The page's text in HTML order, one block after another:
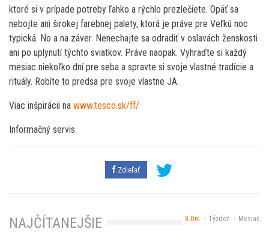
ktoré si v prípade potreby ľahko a rýchlo prezlečiete. Opäť sa
nebojte ani širokej farebnej palety, ktorá je práve pre Veľkú noc
typická. No a na záver. Nenechajte sa odradiť v oslavách ženskosti
ani po uplynutí týchto sviatkov. Práve naopak. Vyhraďte si každý
mesiac niekoľko dní pre seba a spravte si svoje vlastné tradície a
rituály. Robíte to predsa pre svoje vlastne JA.
Viac inšpirácii na www.tesco.sk/ff/
Informačný servis
Zdieľať
3 Dni Týždeň Mesiac
NAJČÍTANEJŠIE